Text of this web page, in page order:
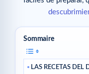
Sommaire
LAS RECETAS DEL